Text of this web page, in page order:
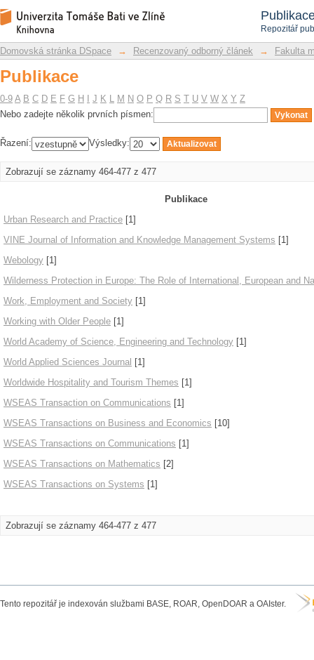
Repozitář
Publikace
Repozitář DSpace/Manakin
Domovská stránka DSpace → Recenzovaný odborný článek → Fakulta
Publikace
0-9 A B C D E F G H J K L M N O P Q R S T U V W X Y Z
Nebo zadejte několik prvních písmen:
Řazení: Výsledky:
Zobrazují se záznamy 464-477 z 477
Publikace
Urban Research and Practice [1]
VINE Journal of Information and Knowledge Management Systems [1]
Webology [1]
Wilderness Protection in Europe: The Role of International, European and
Work, Employment and Society [1]
Working with Older People [1]
World Academy of Science, Engineering and Technology [1]
World Applied Sciences Journal [1]
Worldwide Hospitality and Tourism Themes [1]
WSEAS Transaction on Communications [1]
WSEAS Transactions on Business and Economics [10]
WSEAS Transactions on Communications [1]
WSEAS Transactions on Mathematics [2]
WSEAS Transactions on Systems [1]
Zobrazují se záznamy 464-477 z 477
Tento repozitář je indexován službami BASE, ROAR, OpenDOAR a OAIster.